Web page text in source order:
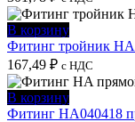
В корзину
Фитинг тройник
167,49 ₽ с НДС
В корзину
Фитинг HA040418